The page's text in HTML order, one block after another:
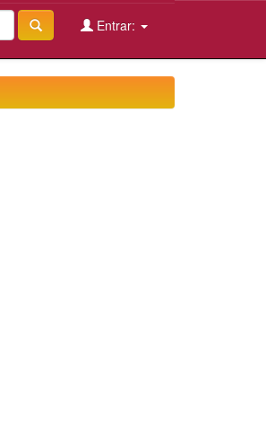
Entrar: